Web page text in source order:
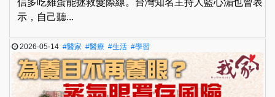
信多吃雞蛋能拯救髮際線。台灣知名主持人藍心湄也曾表
示，自己聽...
2026-05-14#醫家 #醫療 #生活 #學習